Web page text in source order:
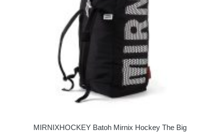
MIRNIXHOCKEY Batoh Mirnix Hockey The Big